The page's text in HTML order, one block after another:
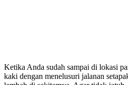
Ketika Anda sudah sampai di lokasi
kaki dengan menelusuri jalanan